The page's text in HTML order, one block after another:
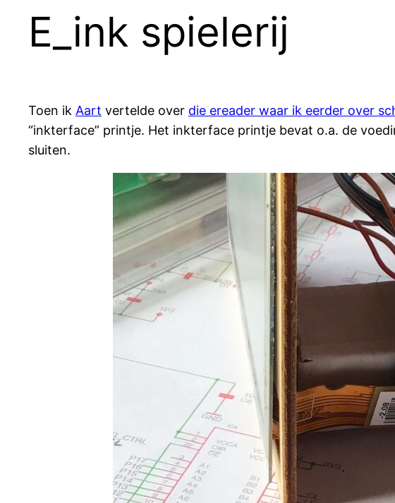
E_ink spielerij
Toen ik Aart vertelde over die ereader waar ik eerder over
“inkterface” printje. Het inkterface printje bevat o.a. de
sluiten.